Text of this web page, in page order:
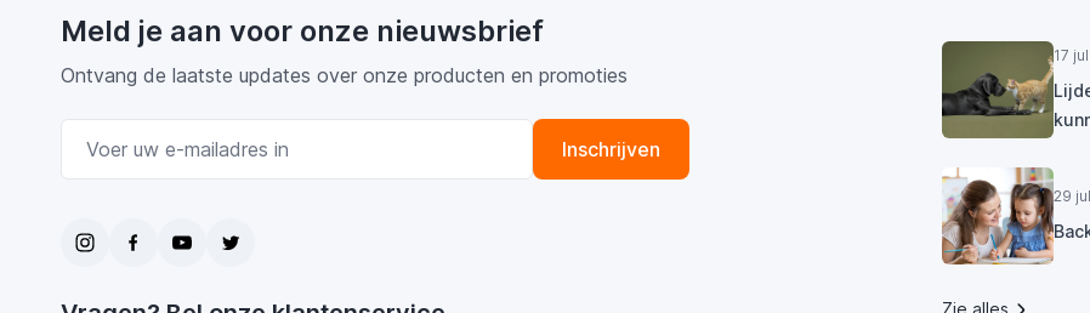
Meld je aan voor onze nieuwsbrief
Ontvang de laatste updates over onze producten en promoties
Inschrijven
17
29
Zie alles